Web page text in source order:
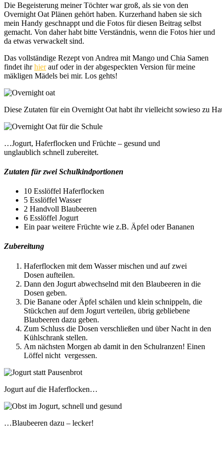
Die Begeisterung meiner Töchter war groß, als sie von den
Overnight Oat Plänen gehört haben. Kurzerhand haben sie sich
mein Handy geschnappt und die Fotos für diesen Beitrag selbst
gemacht. Von daher habt bitte Verständnis, wenn die Fotos hier und
da etwas verwackelt sind.
Das vollständige Rezept von Andrea mit Mango und Chia Samen
findet ihrhierauf oder in der abgespeckten Version für meine
mäkligen Mädels bei mir. Los gehts!
Diese Zutaten für ein Overnight Oat habt ihr vielleicht sowieso zu
…Jogurt, Haferflocken und Früchte – gesund und
unglaublich schnell zubereitet.
Zutaten für zwei Schulkindportionen
10 Esslöffel Haferflocken
5 Esslöffel Wasser
2 Handvoll Blaubeeren
6 Esslöffel Jogurt
Ein paar weitere Früchte wie z.B. Äpfel oder Bananen
Zubereitung
Haferflocken mit dem Wasser mischen und auf zwei
Dosen aufteilen.
Dann den Jogurt abwechselnd mit den Blaubeeren in die
Dosen geben.
Die Banane oder Äpfel schälen und klein schnippeln, die
Stückchen auf dem Jogurt verteilen, übrig gebliebene
Blaubeeren dazu geben.
Zum Schluss die Dosen verschließen und über Nacht in den
Kühlschrank stellen.
Am nächsten Morgen ab damit in den Schulranzen! Einen
Löffel nicht vergessen.
Jogurt auf die Haferflocken…
…Blaubeeren dazu – lecker!